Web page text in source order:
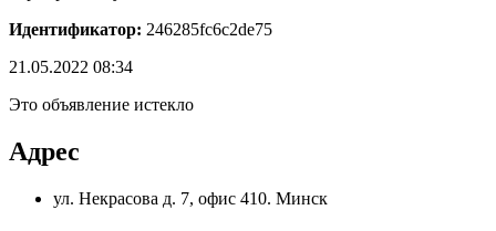
Идентификатор: 246285fc6c2de75
21.05.2022 08:34
Это объявление истекло
Адрес
ул. Некрасова д. 7, офис 410. Минск